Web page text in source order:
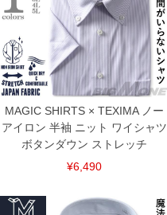
MAGIC SHIRTS × TEXIMA ノー
アイロン 半袖 ニット ワイシャツ
ボタンダウン ストレッチ
¥6,490